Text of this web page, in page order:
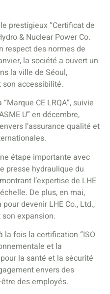
prestigieux “Certificat de
& Nuclear Power Co.
respect des normes de
la société a ouvert un
la ville de Séoul,
accessibilité.
CE LRQA”, suivie
U” en décembre,
l’assurance qualité et
étape importante avec
presse hydraulique du
l’expertise de LHE
De plus, en mai,
devenir LHE Co., Ltd.,
expansion.
la fois la certification “ISO
et la
la santé et la sécurité
envers des
des employés.